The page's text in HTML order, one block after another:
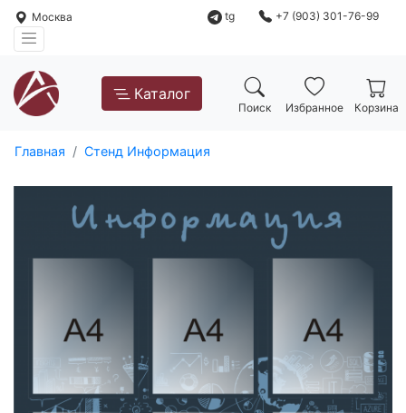
Москва tg +7 (903) 301-76-99
Каталог
Поиск Избранное Корзина
Главная Стенд Информация